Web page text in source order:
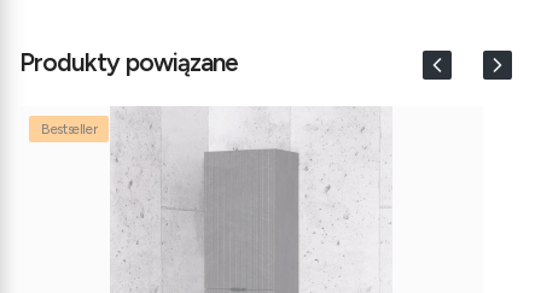
Produkty powiązane
Bestseller